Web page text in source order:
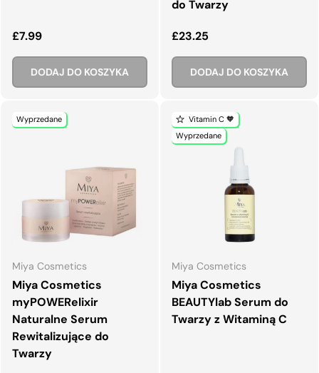
Normalna cena
£7.99
DODAJ DO KOSZYKA
do Twarzy
Normalna cena
£23.25
DODAJ DO KOSZYKA
Wyprzedane
Miya Cosmetics
Miya Cosmetics
myPOWERelixir
Naturalne Serum
Rewitalizujące do
Twarzy
Vitamin C 🧡
Wyprzedane
Miya Cosmetics
Miya Cosmetics
BEAUTYlab Serum do
Twarzy z Witaminą C